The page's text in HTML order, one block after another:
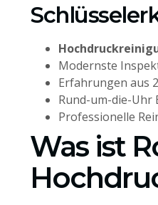
Modernste
Erfahrungen aus
Rund-um-die-Uhr
Professionelle
Was ist